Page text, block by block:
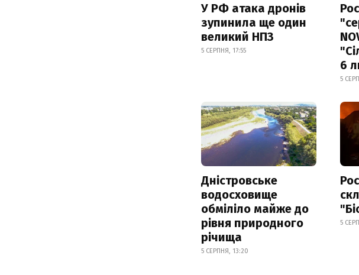
У РФ атака дронів
зупинила ще один
великий НПЗ
5 СЕРПНЯ, 17:55
6
5
Дністровське
водосховище
обміліло майже до
рівня природного
річища
5 СЕРПНЯ, 13:20
5